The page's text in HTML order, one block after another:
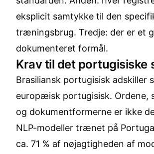
eksplicit samtykke til den
træningsbrug. Tredje: der er et
dokumenteret formål.
Krav til det portugisiske
Brasiliansk portugisisk adskiller
europæisk portugisisk. Ordene,
og dokumentformerne er ikke
NLP-modeller trænet på
ca. 71 % af nøjagtigheden af